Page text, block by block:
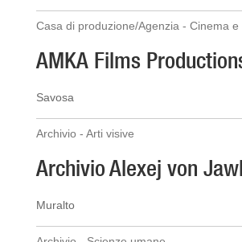
Casa di produzione/Agenzia - Cinema e
AMKA Films
Savosa
Archivio - Arti visive
Archivio Alexej von
Muralto